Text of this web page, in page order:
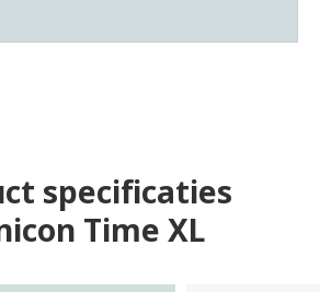
specificaties
Time XL